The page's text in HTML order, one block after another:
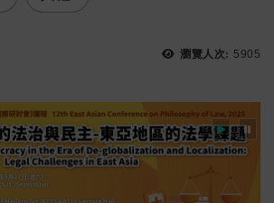
瀏覽人次: 5905